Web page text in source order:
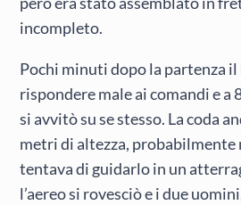
incompleto.
Pochi minuti dopo la partenza
rispondere male ai comandi e a
si avvitò su se stesso. La coda
metri di altezza,
tentava di guidarlo in un
l’aereo si rovesciò e i due